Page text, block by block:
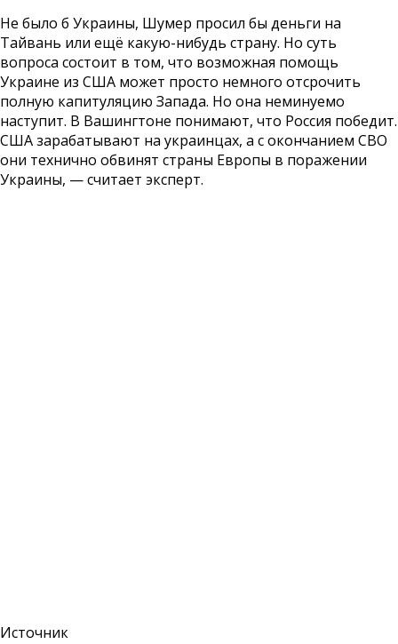
Не было б Украины, Шумер просил бы деньги на
Тайвань или ещё какую-нибудь страну. Но суть
вопроса состоит в том, что возможная помощь
Украине из США может просто немного отсрочить
полную капитуляцию Запада. Но она неминуемо
наступит. В Вашингтоне понимают, что Россия победит.
США зарабатывают на украинцах, а с окончанием СВО
они технично обвинят страны Европы в поражении
Украины, — считает эксперт.
Источник